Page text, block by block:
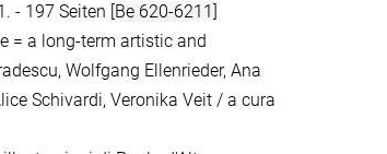
- 197 Seiten [Be 620-6211]
= a long-term artistic and
Wolfgang Ellenrieder, Ana
Schivardi, Veronika Veit / a cura